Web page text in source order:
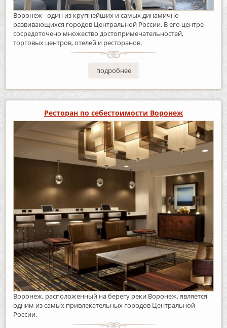
Воронеж - один из крупнейших и самых динамично
развивающихся городов Центральной России. В его центре
сосредоточено множество достопримечательностей,
торговых центров, отелей и ресторанов.
подробнее
Ресторан по себестоимости Воронеж
Воронеж, расположенный на берегу реки Воронеж, является
одним из самых привлекательных городов Центральной
России.